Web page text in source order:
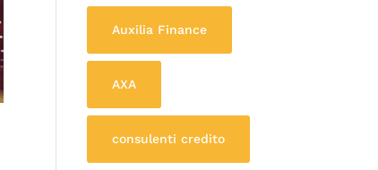
Auxilia Finance
AXA
consulenti credito